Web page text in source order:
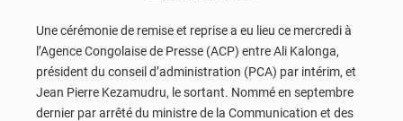
Une cérémonie de remise et reprise a eu lieu ce mercredi à
l’Agence Congolaise de Presse (ACP) entre Ali Kalonga,
président du conseil d’administration (PCA) par intérim, et
Jean Pierre Kezamudru, le sortant. Nommé en septembre
dernier par arrêté du ministre de la Communication et des